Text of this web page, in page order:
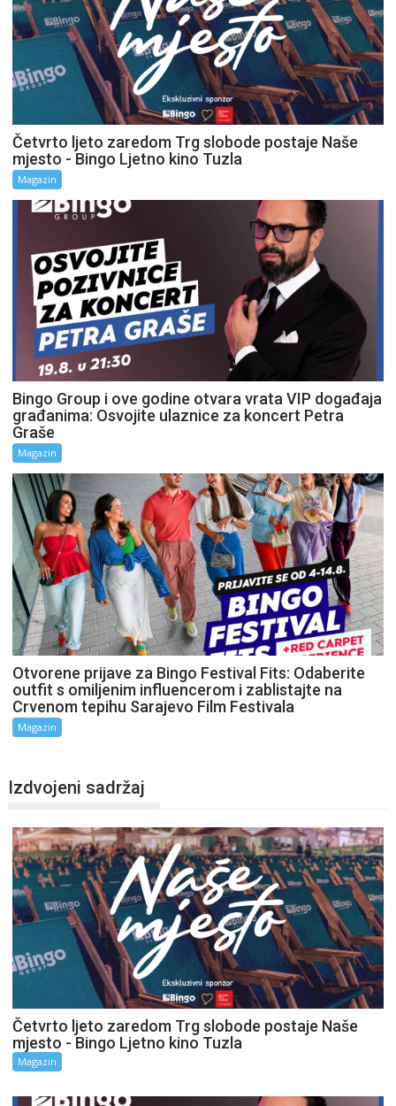
Četvrto ljeto zaredom Trg slobode postaje Naše
mjesto - Bingo Ljetno kino Tuzla
Magazin
Bingo Group i ove godine otvara vrata VIP događaja
građanima: Osvojite ulaznice za koncert Petra
Graše
Magazin
Otvorene prijave za Bingo Festival Fits: Odaberite
outfit s omiljenim influencerom i zablistajte na
Crvenom tepihu Sarajevo Film Festivala
Magazin
Izdvojeni sadržaj
Četvrto ljeto zaredom Trg slobode postaje Naše
mjesto - Bingo Ljetno kino Tuzla
Magazin